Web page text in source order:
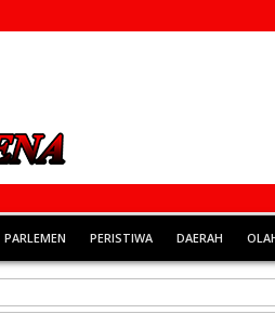
PARLEMEN PERISTIWA DAERAH